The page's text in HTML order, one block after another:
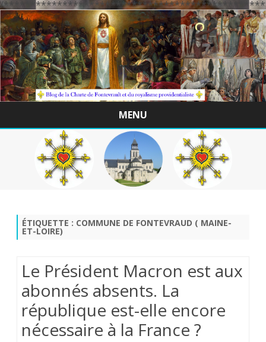
/
MENU
Skip
to
content
ÉTIQUETTE : COMMUNE DE FONTEVRAUD ( MAINE-
ET-LOIRE)
Le Président Macron est aux
abonnés absents. La
république est-elle encore
nécessaire à la France ?